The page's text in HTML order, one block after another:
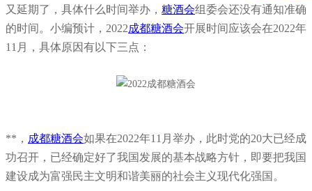
又延期了，具体什么时间举办， 糖酒会组委会还没有通知准确
的时间。小编预计，2022成都糖酒会开展时间应该会在2022年
11月，具体原因有以下三点：
**， 成都糖酒会如果在2022年11月举办，此时党的20大已经成
功召开，已经确定好了我国发展的基本战略方针，即要把我国
建设成为富强民主文明和谐美丽的社会主义现代化强国。